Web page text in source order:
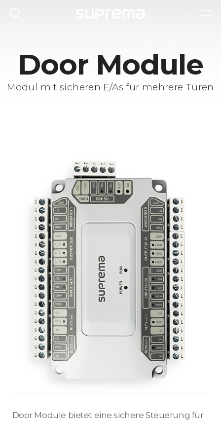
Door Module
Modul mit sicheren E/As für mehrere Türen
Door Module bietet eine sichere Steuerung für